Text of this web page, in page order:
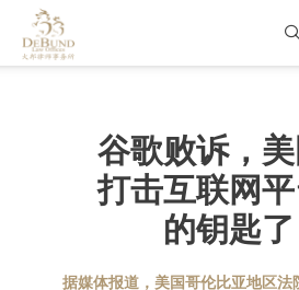
谷歌败诉，美
打击互联网
的钥匙了
据媒体报道，美国哥伦比亚地区法